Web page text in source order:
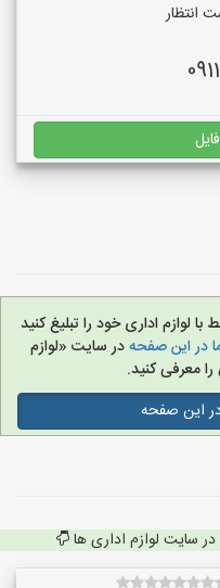
انتظار
لوازم اداری خود را تبلیغ کنید
در این صفحهدر سایت «لوازم
معرفی کنید.
این صفحه
سایت لوازم اداری ها